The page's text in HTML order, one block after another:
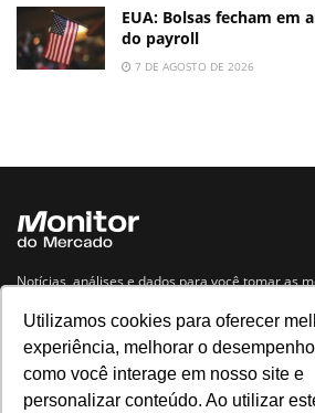
Utilizamos cookies para oferecer
experiência, melhorar o
como você interage em nosso site e
personalizar conteúdo. Ao utilizar
EUA: Bolsas fecham em
do payroll
7 DE AGOSTO DE 2026
Notícias, análises e dados para você tomar as
Navegue no site
Últimas notícias Quem somos E-
Política de privacidade